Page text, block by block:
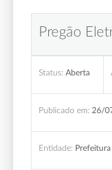
Pregão
Status: Aberta
Publicado em: 26/
Entidade: